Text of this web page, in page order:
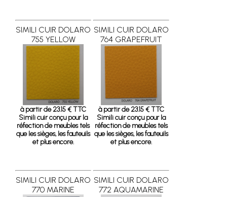
SIMILI CUIR DOLARO
755 YELLOW
à partir de 23.15 € TTC
Simili cuir conçu pour la
réfection de meubles tels
que les sièges, les fauteuils
et plus encore.
SIMILI CUIR DOLARO
764 GRAPEFRUIT
à partir de 23.15 € TTC
Simili cuir conçu pour la
réfection de meubles tels
que les sièges, les fauteuils
et plus encore.
SIMILI CUIR DOLARO
770 MARINE
SIMILI CUIR DOLARO
772 AQUAMARINE